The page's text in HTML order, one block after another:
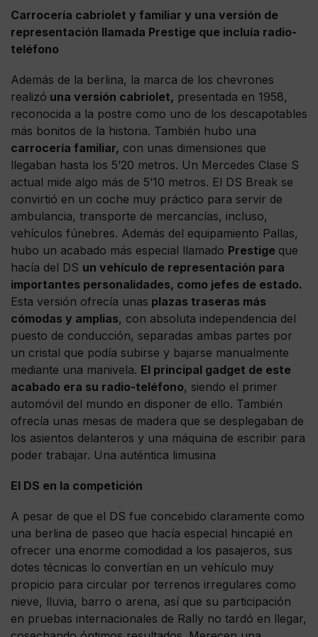
Carrocería cabriolet y familiar y una versión de
representación llamada Prestige que incluía radio-
teléfono
Además de la berlina, la marca de los chevrones
realizó una versión cabriolet, presentada en 1958,
reconocida a la postre como uno de los descapotables
más bonitos de la historia. También hubo una
carrocería familiar, con unas dimensiones que
llegaban hasta los 5’20 metros. Un Mercedes Clase S
actual mide algo más de 5’10 metros. El DS Break se
convirtió en un coche muy práctico para servir de
ambulancia, transporte de mercancías, incluso,
vehículos fúnebres. Además del equipamiento Pallas,
hubo un acabado más especial llamado Prestige que
hacía del DS un vehículo de representación para
importantes personalidades, como jefes de estado.
Esta versión ofrecía unas plazas traseras más
cómodas y amplias, con absoluta independencia del
puesto de conducción, separadas ambas partes por
un cristal que podía subirse y bajarse manualmente
mediante una manivela. El principal gadget de este
acabado era su radio-teléfono, siendo el primer
automóvil del mundo en disponer de ello. También
ofrecía unas mesas de madera que se desplegaban de
los asientos delanteros y una máquina de escribir para
poder trabajar. Una auténtica limusina
El DS en la competición
A pesar de que el DS fue concebido claramente como
una berlina de paseo que hacía especial hincapié en
ofrecer una enorme comodidad a los pasajeros, sus
dotes técnicas lo convertían en un vehículo muy
propicio para circular por terrenos irregulares como
nieve, lluvia, barro o arena, así que su participación
en pruebas internacionales de Rally no tardó en llegar,